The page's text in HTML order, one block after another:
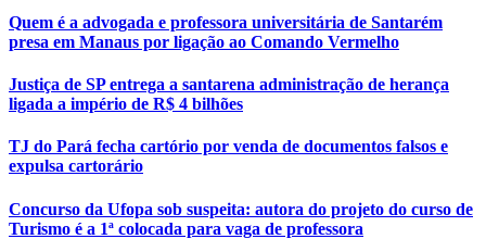
Quem é a advogada e professora universitária de Santarém
presa em Manaus por ligação ao Comando Vermelho
Justiça de SP entrega a santarena administração de herança
ligada a império de R$ 4 bilhões
TJ do Pará fecha cartório por venda de documentos falsos e
expulsa cartorário
Concurso da Ufopa sob suspeita: autora do projeto do curso de
Turismo é a 1ª colocada para vaga de professora